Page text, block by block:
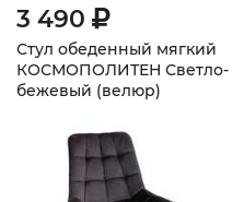
3 490
Стул обеденный мягкий
КОСМОПОЛИТЕН Светло-
бежевый (велюр)